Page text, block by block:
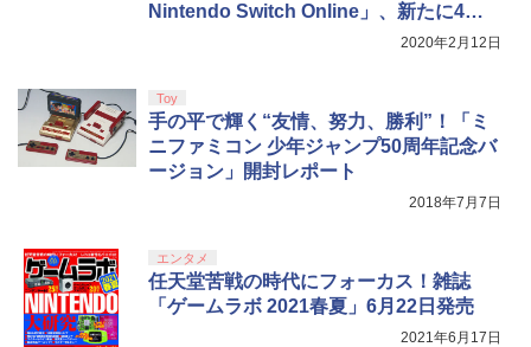
Nintendo Switch Online」、新たに4タ
2020年2月12日
Toy
手の平で輝く“友情、努力、勝利”！「ミ
ニファミコン 少年ジャンプ50周年記念バ
ージョン」開封レポート
2018年7月7日
エンタメ
任天堂苦戦の時代にフォーカス！雑誌
「ゲームラボ 2021春夏」6月22日発売
2021年6月17日